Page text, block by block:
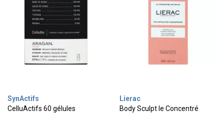
SynActifs
CelluActifs 60 gélules
Lierac
Body Sculpt le Concentré